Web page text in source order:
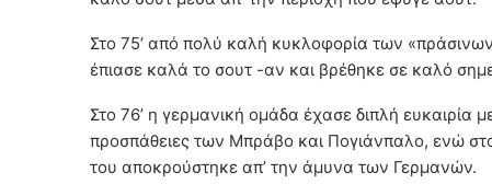
Στο 75’ από πολύ καλή κυκλοφορία των
έπιασε καλά το σουτ -αν και βρέθηκε σε καλό
Στο 76’ η γερμανική ομάδα έχασε διπλή ευκαιρία
προσπάθειες των Μπράβο και Πογιάνπαλο, ενώ
του αποκρούστηκε απ’ την άμυνα των Γερμανών.